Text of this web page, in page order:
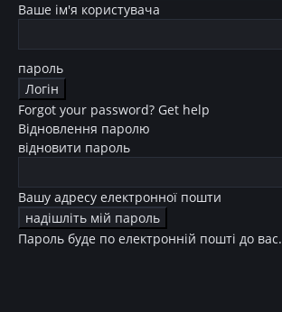
Ваше ім'я користувача
пароль
Forgot your password? Get help
Відновлення паролю
відновити пароль
Вашу адресу електронної пошти
Пароль буде по електронній пошті до вас.